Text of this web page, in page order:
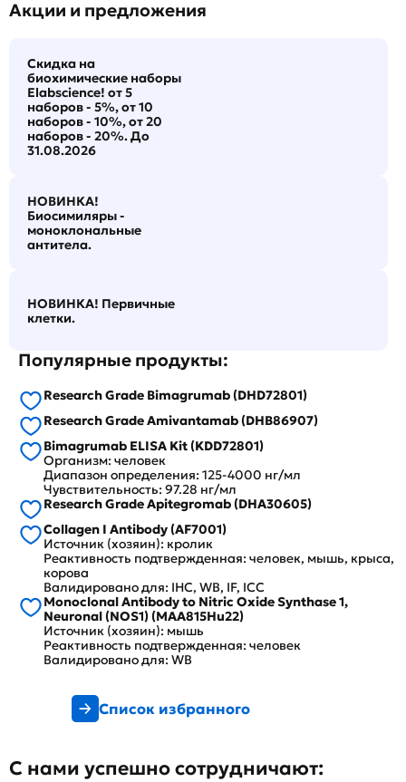
Акции и предложения
Скидка на
биохимические наборы
Elabscience! от 5
наборов - 5%, от 10
наборов - 10%, от 20
наборов - 20%. До
31.08.2026
НОВИНКА!
Биосимиляры -
моноклональные
антитела.
НОВИНКА! Первичные
клетки.
Популярные продукты:
Research Grade Bimagrumab (DHD72801)
Research Grade Amivantamab (DHB86907)
Bimagrumab ELISA Kit (KDD72801)
Организм: человек
Диапазон определения: 125-4000 нг/мл
Чувствительность: 97.28 нг/мл
Research Grade Apitegromab (DHA30605)
Collagen I Antibody (AF7001)
Источник (хозяин): кролик
Реактивность подтвержденная: человек, мышь, крыса,
корова
Валидировано для: IHC, WB, IF, ICC
Monoclonal Antibody to Nitric Oxide Synthase 1,
Neuronal (NOS1) (MAA815Hu22)
Источник (хозяин): мышь
Реактивность подтвержденная: человек
Валидировано для: WB
Список избранного
С нами успешно сотрудничают: